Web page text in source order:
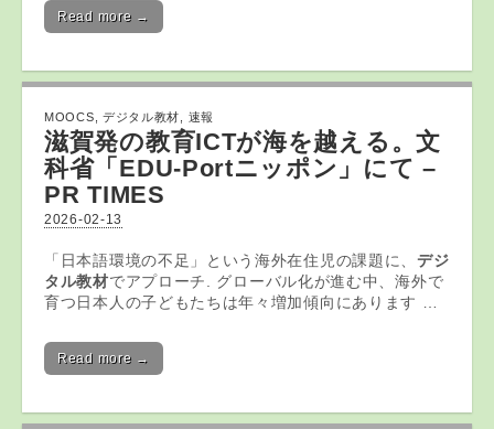
Read more →
MOOCS デジタル教材 速報
滋賀発の教育ICTが海を越える。文
科省「EDU-Portニッポン」にて –
PR TIMES
2026-02-13
「日本語環境の不足」という海外在住児の課題に、デジ
タル教材でアプローチ. グローバル化が進む中、海外で
育つ日本人の子どもたちは年々増加傾向にあります …
Read more →